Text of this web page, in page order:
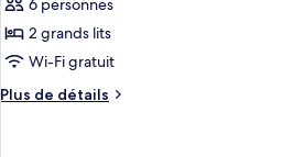
Queen
Suite
One
Bedroom
Queen
Suite
les
photos
pour
ce
2 grands lits
Wi-Fi gratuit
Plus de détails
Plus